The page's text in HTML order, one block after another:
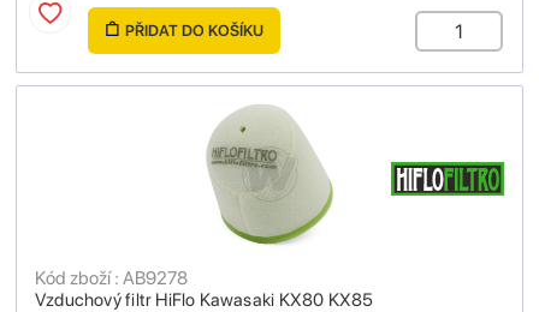
PŘIDAT DO KOŠÍKU
Vzduchový filtr HiFlo Kawasaki KX80 KX85
Kód zboží : AB9278